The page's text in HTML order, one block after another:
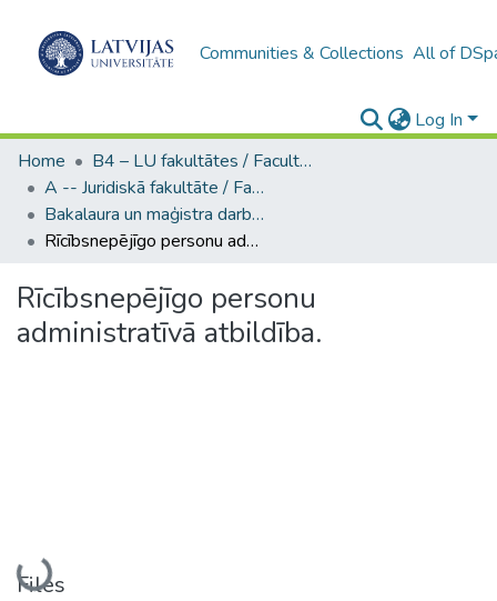
Communities & Collections All of
Log In
Home
B4 – LU fakultātes / Faculties of the UL
A -- Juridiskā fakultāte / Faculty of Law
Bakalaura un maģistra darbi (JF) / Bachelor's and Master's theses
Rīcībsnepējīgo personu administratīvā atbildība.
Rīcībsnepējīgo personu
administratīvā atbildība.
Loading...
Files